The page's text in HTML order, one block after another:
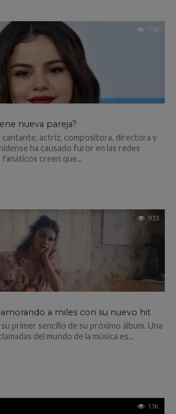
738
nueva pareja?
cantante, actriz, compositora, directora y
ha causado furor en las redes
creen que...
933
a miles con su nuevo hit
primer sencillo de su próximo álbum. Una
del mundo de la música es...
1.1K